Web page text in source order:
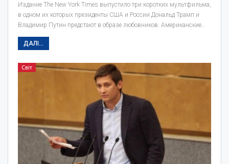
Издание The New York Times выпустило три коротких мультфильма,
в одном их которых президенты США и России Дональд Трамп и
Владимир Путин предстают в образе любовников. Американские…
ДАЛІ...
Світ